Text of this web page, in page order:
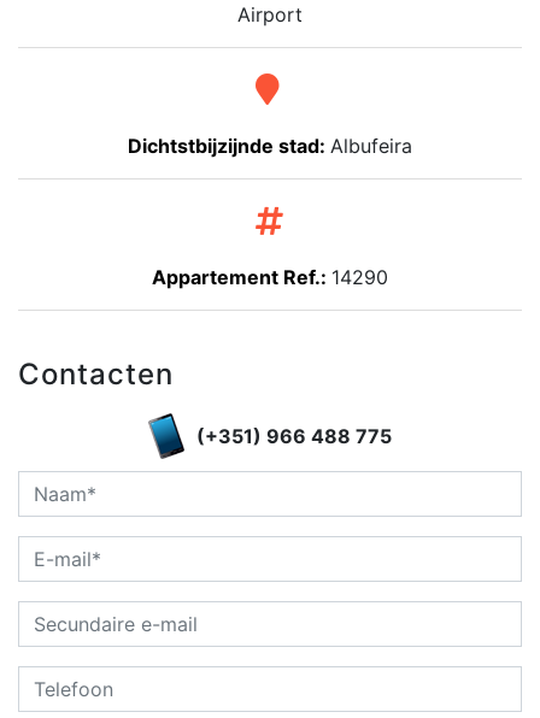
Airport
Dichtstbijzijnde stad: Albufeira
Appartement Ref.: 14290
Contacten
(+351) 966 488 775